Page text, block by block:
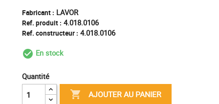
Fabricant : LAVOR
Ref. produit : 4.018.0106
Ref. constructeur : 4.018.0106
check_circle_outline
En stock
Quantité
 AJOUTER AU PANIER